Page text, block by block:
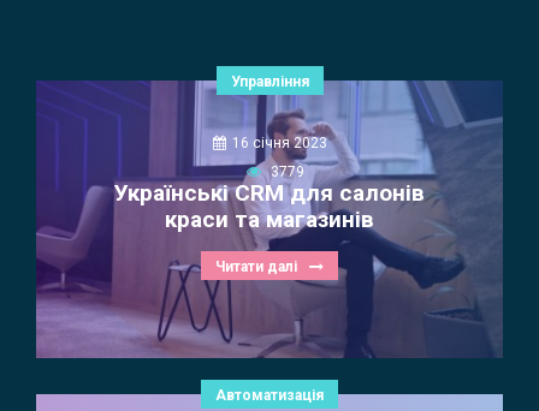
Управління
16 січня 2023
3779
Українські CRM для салонів
краси та магазинів
Читати далі
Автоматизація